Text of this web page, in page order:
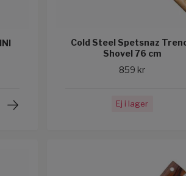
Cold Steel Spetsnaz
Shovel 76 cm
859 kr
Ej i lager